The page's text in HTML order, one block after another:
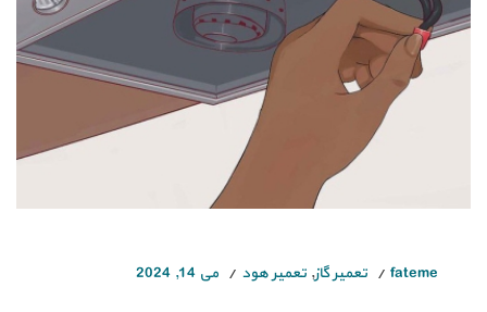
fateme تعمیر گاز, تعمیر هود می 14, 2024